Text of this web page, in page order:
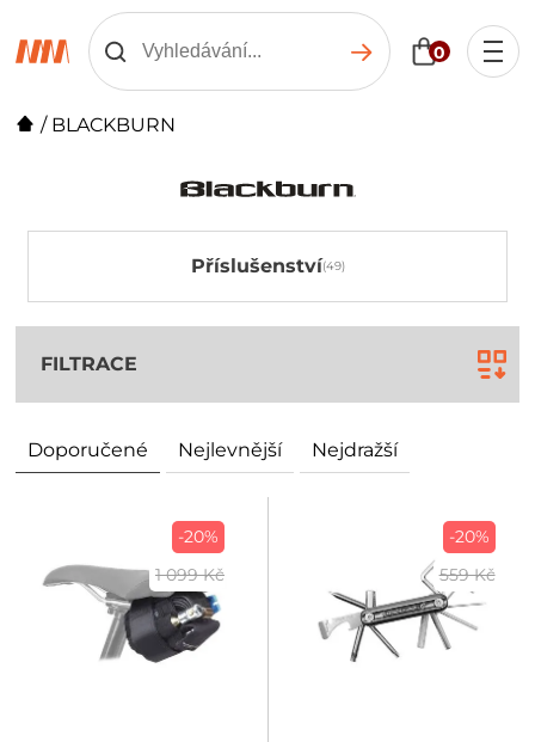
0
/ BLACKBURN
Příslušenství
FILTRACE
Doporučené Nejlevnější Nejdražší
-20%
1 099 Kč
-20%
559 Kč